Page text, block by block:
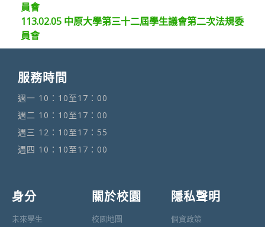
員會
113.02.05 中原大學第三十二屆學生議會第二次法規委
員會
服務時間
週一 10：10至17：00
週二 10：10至17：00
週三 12：10至17：55
週四 10：10至17：00
身分
未來學生
關於校園
校園地圖
隱私聲明
個資政策